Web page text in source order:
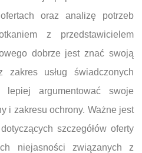
oraz analizę potrzeb
z przedstawicielem
dobrze jest znać swoją
zakres usług świadczonych
argumentować swoje
i zakresu ochrony. Ważne jest
szczegółów oferty
niejasności związanych z